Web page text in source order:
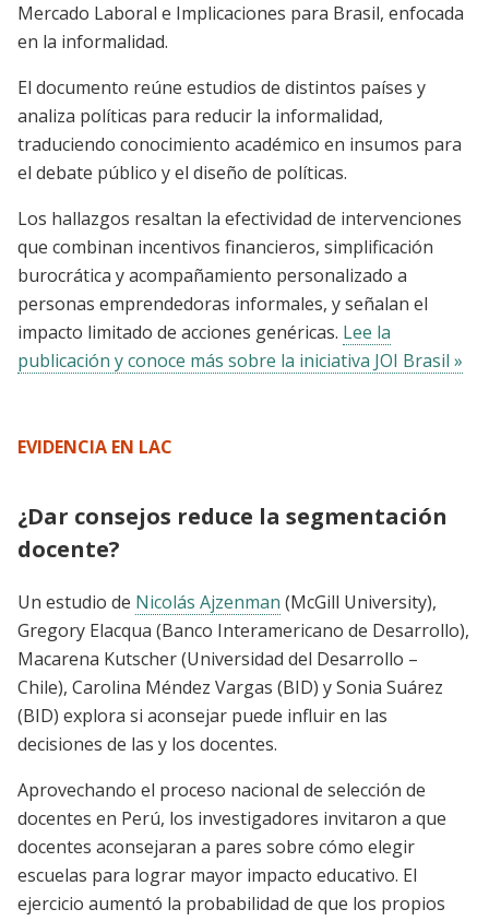
Mercado Laboral e Implicaciones para Brasil, enfocada
en la informalidad.
El documento reúne estudios de distintos países y
analiza políticas para reducir la informalidad,
traduciendo conocimiento académico en insumos para
el debate público y el diseño de políticas.
Los hallazgos resaltan la efectividad de intervenciones
que combinan incentivos financieros, simplificación
burocrática y acompañamiento personalizado a
personas emprendedoras informales, y señalan el
impacto limitado de acciones genéricas. Lee la
publicación y conoce más sobre la iniciativa JOI Brasil »
EVIDENCIA EN LAC
¿Dar consejos reduce la segmentación
docente?
Un estudio de Nicolás Ajzenman (McGill University),
Gregory Elacqua (Banco Interamericano de Desarrollo),
Macarena Kutscher (Universidad del Desarrollo –
Chile), Carolina Méndez Vargas (BID) y Sonia Suárez
(BID) explora si aconsejar puede influir en las
decisiones de las y los docentes.
Aprovechando el proceso nacional de selección de
docentes en Perú, los investigadores invitaron a que
docentes aconsejaran a pares sobre cómo elegir
escuelas para lograr mayor impacto educativo. El
ejercicio aumentó la probabilidad de que los propios